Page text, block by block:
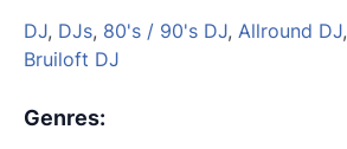
DJ, DJs, 80's / 90's DJ, Allround DJ,
Bruiloft DJ
Genres: